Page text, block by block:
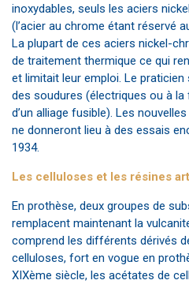
inoxydables, seuls les aciers
(l’acier au chrome étant réservé
La plupart de ces aciers nickel-
de traitement thermique ce qui
et limitait leur emploi. Le
des soudures (électriques ou à
d’un alliage fusible). Les
ne donneront lieu à des essais
1934.
Les celluloses et les résines
En prothèse, deux groupes de
remplacent maintenant la
comprend les différents dérivés
celluloses, fort en vogue en
XIXème siècle, les acétates de